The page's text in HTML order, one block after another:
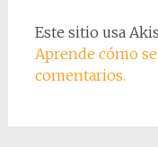
Este sitio usa
Aprende cómo
comentarios.